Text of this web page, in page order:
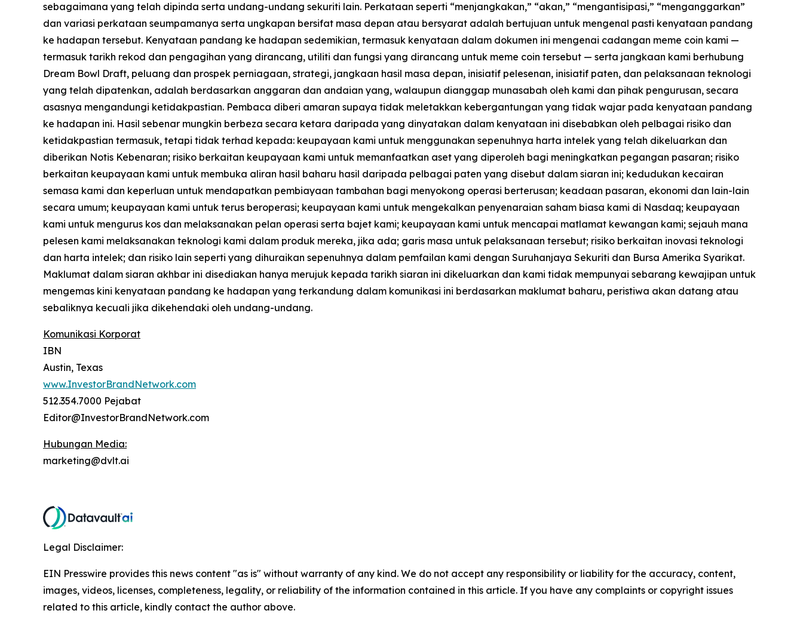
sebagaimana yang telah dipinda serta undang-undang sekuriti lain. Perkataan seperti “menjangkakan,” “akan,” “mengantisipasi,” “menganggarkan”
dan variasi perkataan seumpamanya serta ungkapan bersifat masa depan atau bersyarat adalah bertujuan untuk mengenal pasti kenyataan pandang
ke hadapan tersebut. Kenyataan pandang ke hadapan sedemikian, termasuk kenyataan dalam dokumen ini mengenai cadangan meme coin kami —
termasuk tarikh rekod dan pengagihan yang dirancang, utiliti dan fungsi yang dirancang untuk meme coin tersebut — serta jangkaan kami berhubung
Dream Bowl Draft, peluang dan prospek perniagaan, strategi, jangkaan hasil masa depan, inisiatif pelesenan, inisiatif paten, dan pelaksanaan teknologi
yang telah dipatenkan, adalah berdasarkan anggaran dan andaian yang, walaupun dianggap munasabah oleh kami dan pihak pengurusan, secara
asasnya mengandungi ketidakpastian. Pembaca diberi amaran supaya tidak meletakkan kebergantungan yang tidak wajar pada kenyataan pandang
ke hadapan ini. Hasil sebenar mungkin berbeza secara ketara daripada yang dinyatakan dalam kenyataan ini disebabkan oleh pelbagai risiko dan
ketidakpastian termasuk, tetapi tidak terhad kepada: keupayaan kami untuk menggunakan sepenuhnya harta intelek yang telah dikeluarkan dan
diberikan Notis Kebenaran; risiko berkaitan keupayaan kami untuk memanfaatkan aset yang diperoleh bagi meningkatkan pegangan pasaran; risiko
berkaitan keupayaan kami untuk membuka aliran hasil baharu hasil daripada pelbagai paten yang disebut dalam siaran ini; kedudukan kecairan
semasa kami dan keperluan untuk mendapatkan pembiayaan tambahan bagi menyokong operasi berterusan; keadaan pasaran, ekonomi dan lain-lain
secara umum; keupayaan kami untuk terus beroperasi; keupayaan kami untuk mengekalkan penyenaraian saham biasa kami di Nasdaq; keupayaan
kami untuk mengurus kos dan melaksanakan pelan operasi serta bajet kami; keupayaan kami untuk mencapai matlamat kewangan kami; sejauh mana
pelesen kami melaksanakan teknologi kami dalam produk mereka, jika ada; garis masa untuk pelaksanaan tersebut; risiko berkaitan inovasi teknologi
dan harta intelek; dan risiko lain seperti yang dihuraikan sepenuhnya dalam pemfailan kami dengan Suruhanjaya Sekuriti dan Bursa Amerika Syarikat.
Maklumat dalam siaran akhbar ini disediakan hanya merujuk kepada tarikh siaran ini dikeluarkan dan kami tidak mempunyai sebarang kewajipan untuk
mengemas kini kenyataan pandang ke hadapan yang terkandung dalam komunikasi ini berdasarkan maklumat baharu, peristiwa akan datang atau
sebaliknya kecuali jika dikehendaki oleh undang-undang.
Komunikasi Korporat
IBN
Austin, Texas
www.InvestorBrandNetwork.com
512.354.7000 Pejabat
Editor@InvestorBrandNetwork.com
Hubungan Media:
marketing@dvlt.ai
Legal Disclaimer:
EIN Presswire provides this news content "as is" without warranty of any kind. We do not accept any responsibility or liability for the accuracy, content,
images, videos, licenses, completeness, legality, or reliability of the information contained in this article. If you have any complaints or copyright issues
related to this article, kindly contact the author above.